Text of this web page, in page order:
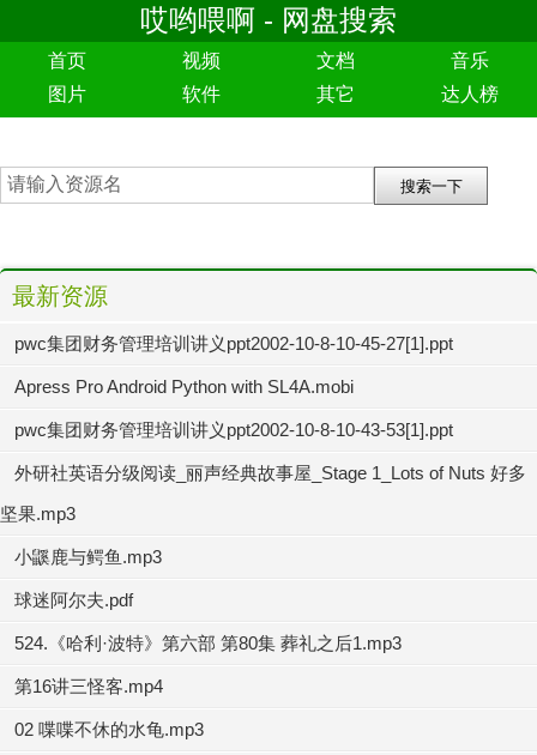
哎哟喂啊 - 网盘搜索
首页 视频 文档
音乐
图片
软件 其它 达人榜
最新资源
pwc集团财务管理培训讲义ppt2002-10-8-10-45-27[1].ppt
Apress Pro Android Python with SL4A.mobi
pwc集团财务管理培训讲义ppt2002-10-8-10-43-53[1].ppt
外研社英语分级阅读_丽声经典故事屋_Stage 1_Lots of Nuts 好多
坚果.mp3
小鼷鹿与鳄鱼.mp3
球迷阿尔夫.pdf
524.《哈利·波特》第六部 第80集 葬礼之后1.mp3
第16讲三怪客.mp4
02 喋喋不休的水龟.mp3